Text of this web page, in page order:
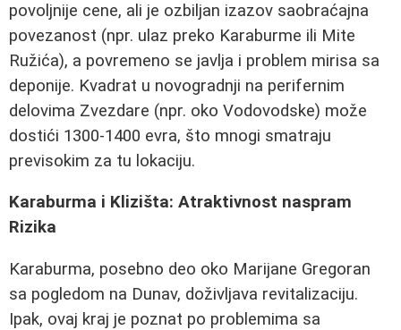
povoljnije cene, ali je ozbiljan izazov saobraćajna
povezanost (npr. ulaz preko Karaburme ili Mite
Ružića), a povremeno se javlja i problem mirisa sa
deponije. Kvadrat u novogradnji na perifernim
delovima Zvezdare (npr. oko Vodovodske) može
dostići 1300-1400 evra, što mnogi smatraju
previsokim za tu lokaciju.
Karaburma i Klizišta: Atraktivnost naspram
Rizika
Karaburma, posebno deo oko Marijane Gregoran
sa pogledom na Dunav, doživljava revitalizaciju.
Ipak, ovaj kraj je poznat po problemima sa